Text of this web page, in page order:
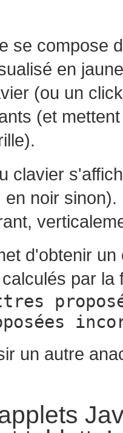
se compose
en
(ou un
(et
clavier
noir
d'obtenir
par la
un autre